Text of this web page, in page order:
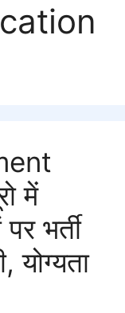
में
भर्ती
योग्यता